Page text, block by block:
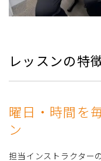
レッスンの特
曜日・時間を
ン
担当インストラクター